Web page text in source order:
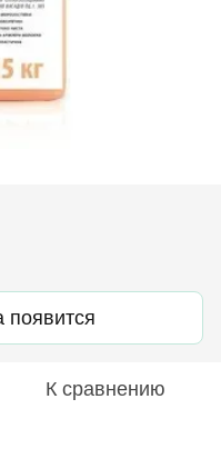
появится
К сравнению